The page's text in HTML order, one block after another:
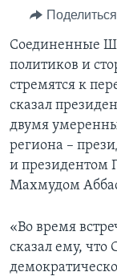
Перейти
поиск
ПОЧЕМУ ЭТО
ДИСКУССИЯ
НЬЮ-ЙОРК NEW
АМЕРИКА.
А КАК В
АРТЕФАКТЫ
ТЕСТЫ
ФАКТЫ
ЗА СВОБОДУ
УЧИМ
ВИДЕО
ПОДПИСКА НА
Learning English
Поделиться
Соединенные
политиков и
стремятся к
сказал
двумя
региона –
и президентом
Махмудом
«Во время
сказал ему,